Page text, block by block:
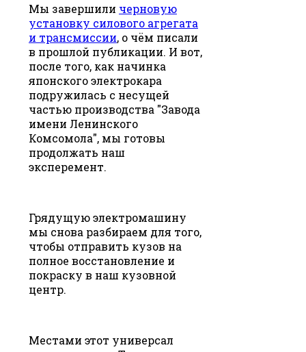
Мы завершили черновую
установку силового агрегата
и трансмиссии, о чём писали
в прошлой публикации. И вот,
после того, как начинка
японского электрокара
подружилась с несущей
частью производства "Завода
имени Ленинского
Комсомола", мы готовы
продолжать наш
эксперемент.
Грядущую электромашину
мы снова разбираем для того,
чтобы отправить кузов на
полное восстановление и
покраску в наш кузовной
центр.
Местами этот универсал